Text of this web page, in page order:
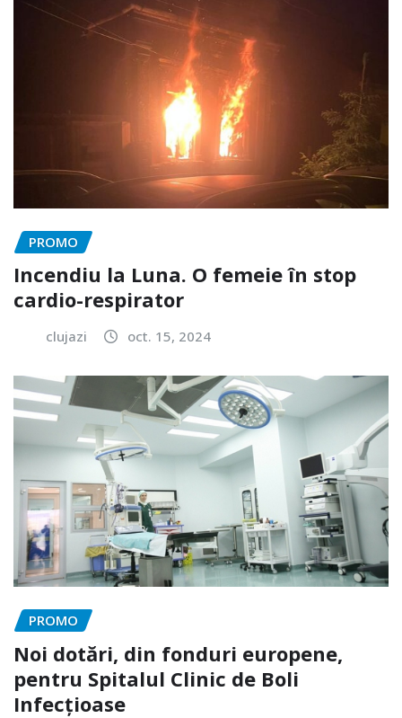
PROMO
Incendiu la Luna. O femeie în stop
cardio-respirator
clujazi oct. 15, 2024
PROMO
Noi dotări, din fonduri europene,
pentru Spitalul Clinic de Boli
Infecțioase